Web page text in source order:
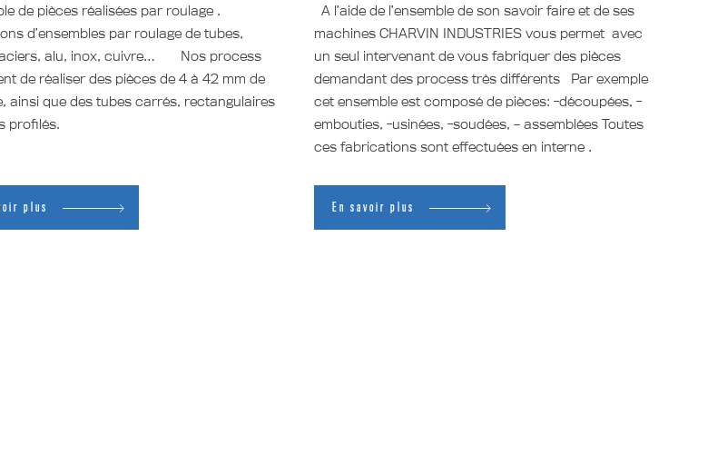
de pièces réalisées par roulage .
d’ensembles par roulage de tubes,
aciers, alu, inox, cuivre… Nos process
de réaliser des pièces de 4 à 42 mm de
ainsi que des tubes carrés, rectangulaires
profilés.
plus
A l’aide de l’ensemble de son savoir faire et de ses
machines CHARVIN INDUSTRIES vous permet avec
un seul intervenant de vous fabriquer des pièces
demandant des process très différents Par exemple
cet ensemble est composé de pièces: -découpées, -
embouties, -usinées, -soudées, – assemblées Toutes
ces fabrications sont effectuées en interne .
En savoir plus